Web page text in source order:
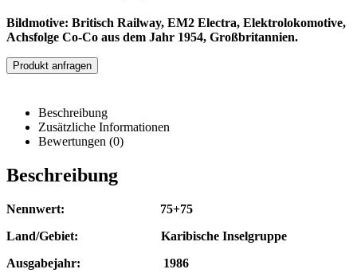
Bildmotive: Britisch Railway, EM2 Electra, Elektrolokomotive,
Achsfolge Co-Co aus dem Jahr 1954, Großbritannien.
Produkt anfragen
Beschreibung
Zusätzliche Informationen
Bewertungen (0)
Beschreibung
Nennwert: 75+75
Land/Gebiet: Karibische Inselgruppe
Ausgabejahr: 1986